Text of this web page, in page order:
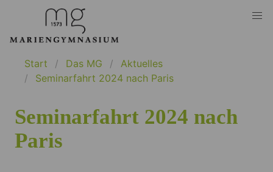
Start Das MG
Aktuelles
Seminarfahrt 2024 nach Paris
Seminarfahrt 2024 nach
Paris